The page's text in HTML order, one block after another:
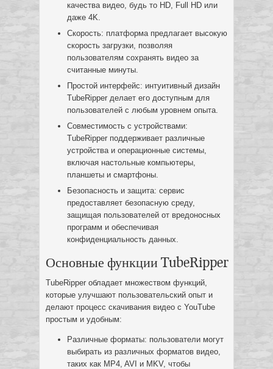
качества видео, будь то HD, Full HD или
даже 4K.
Скорость: платформа предлагает высокую
скорость загрузки, позволяя
пользователям сохранять видео за
считанные минуты.
Простой интерфейс: интуитивный дизайн
TubeRipper делает его доступным для
пользователей с любым уровнем опыта.
Совместимость с устройствами:
TubeRipper поддерживает различные
устройства и операционные системы,
включая настольные компьютеры,
планшеты и смартфоны.
Безопасность и защита: сервис
предоставляет безопасную среду,
защищая пользователей от вредоносных
программ и обеспечивая
конфиденциальность данных.
Основные функции TubeRipper
TubeRipper обладает множеством функций,
которые улучшают пользовательский опыт и
делают процесс скачивания видео с YouTube
простым и удобным:
Различные форматы: пользователи могут
выбирать из различных форматов видео,
таких как MP4, AVI и MKV, чтобы